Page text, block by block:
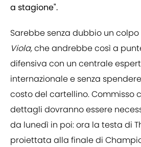
a stagione".
Sarebbe senza dubbio un
Viola,che andrebbe così a
difensiva con un centrale
internazionale e senza
costo del cartellino. Commisso
dettagli dovranno essere
da lunedì in poi: ora la testa di
proiettata alla finale di